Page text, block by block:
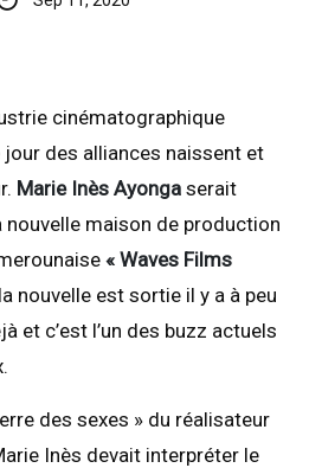
cinématographique
des alliances naissent et
Marie Inès Ayonga serait
maison de production
« Waves Films
nouvelle est sortie il y a à peu
et c’est l’un des buzz actuels
des sexes » du réalisateur
Inès devait interpréter le